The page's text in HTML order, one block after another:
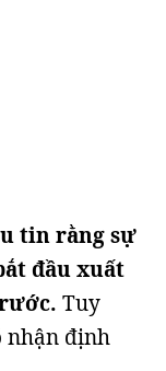
tin rằng sự
đầu xuất
Tuy
nhận định